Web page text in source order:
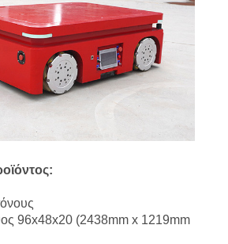
96x48x20 (2438mm x 1219mm